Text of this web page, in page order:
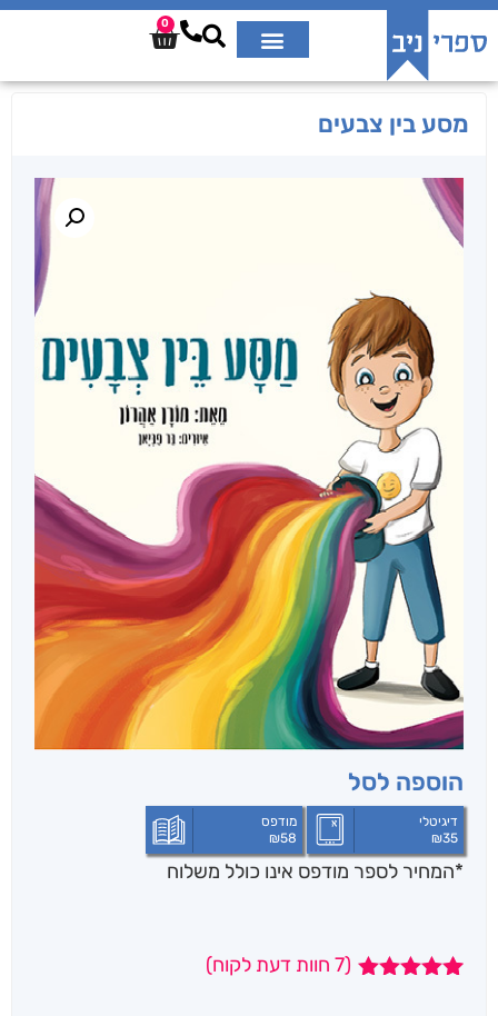
0
מסע בין צבעים
הוספה לסל
דיגיטלי
₪35
מודפס
₪58
*המחיר לספר מודפס אינו כולל משלוח
(
7 חוות דעת לקוח)